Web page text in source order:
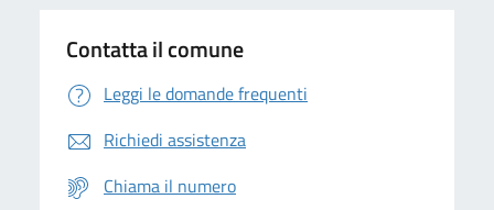
Contatta il comune
Leggi le domande frequenti
Richiedi assistenza
Chiama il numero